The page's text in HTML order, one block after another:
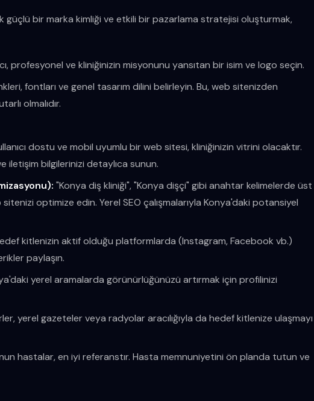
güçlü bir marka kimliği ve etkili bir pazarlama stratejisi oluşturmak,
profesyonel ve kliniğinizin misyonunu yansıtan bir isim ve logo seçin.
fontları ve genel tasarım dilini belirleyin. Bu, web sitenizden
olmalıdır.
dostu ve mobil uyumlu bir web sitesi, kliniğinizin vitrini olacaktır.
iletişim bilgilerinizi detaylıca sunun.
"Konya diş kliniği", "Konya dişçi" gibi anahtar kelimelerde üst
optimize edin. Yerel SEO çalışmalarıyla Konya'daki potansiyel
kitlenizin aktif olduğu platformlarda (Instagram, Facebook vb.)
paylaşın.
yerel aramalarda görünürlüğünüzü artırmak için profilinizi
yerel gazeteler veya radyolar aracılığıyla da hedef kitlenize ulaşmayı
hastalar, en iyi referanstır. Hasta memnuniyetini ön planda tutun ve